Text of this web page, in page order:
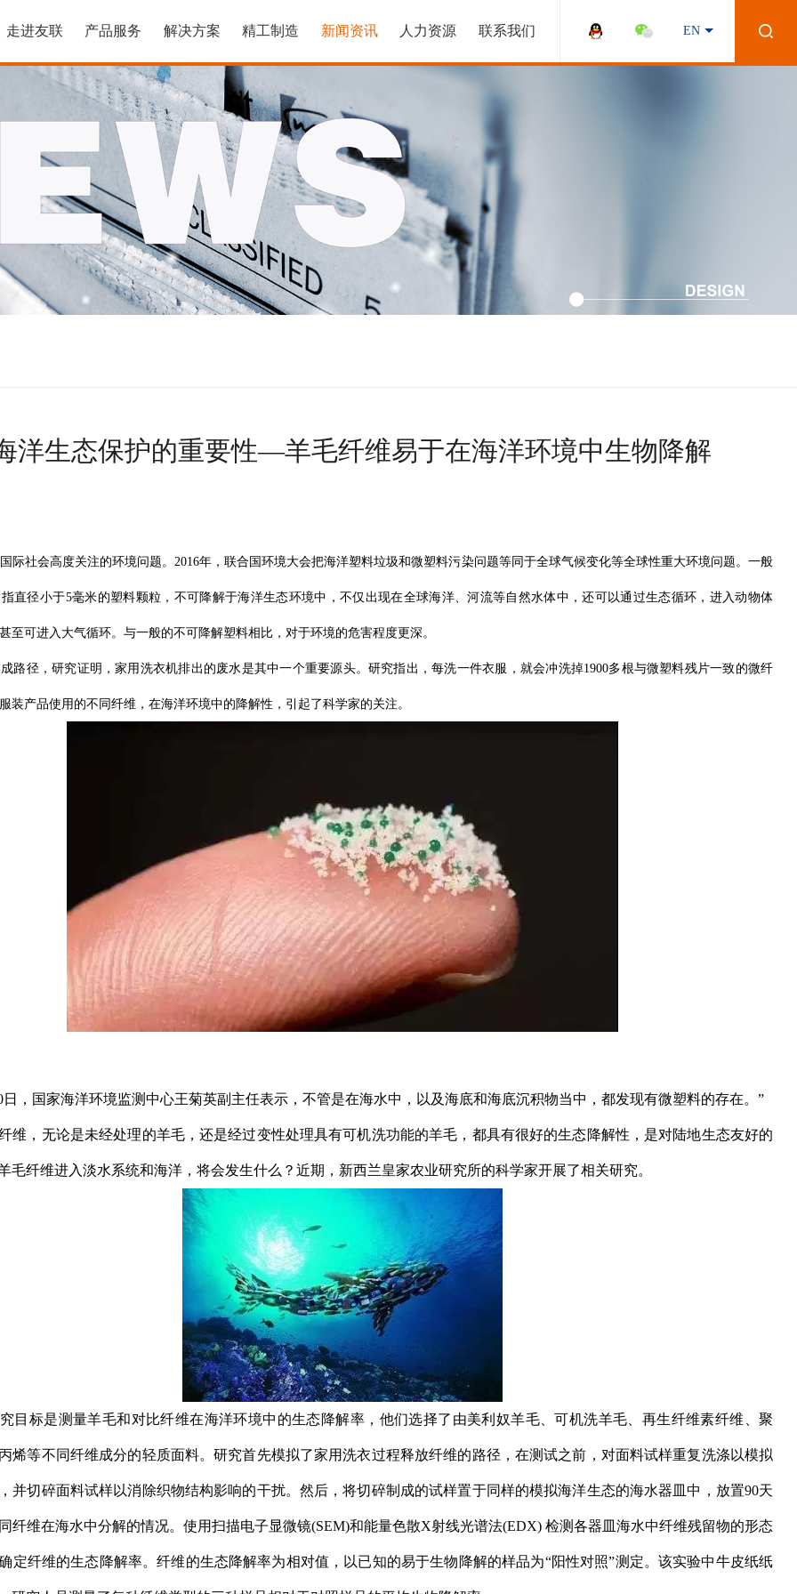
EN
走进友联 产品服务 解决方案 精工制造 新闻资讯 人力资源 联系我们
洋生态保护的重要性—羊毛纤维易于在海洋环境中生物降解
际社会高度关注的环境问题。2016年，联合国环境大会把海洋塑料垃圾和微塑料污染问题等同于全球气候变化等全球性重大环境问题。一般
直径小于5毫米的塑料颗粒，不可降解于海洋生态环境中，不仅出现在全球海洋、河流等自然水体中，还可以通过生态循环，进入动物体
至可进入大气循环。与一般的不可降解塑料相比，对于环境的危害程度更深。
路径，研究证明，家用洗衣机排出的废水是其中一个重要源头。研究指出，每洗一件衣服，就会冲洗掉1900多根与微塑料残片一致的微纤
装产品使用的不同纤维，在海洋环境中的降解性，引起了科学家的关注。
日，国家海洋环境监测中心王菊英副主任表示，不管是在海水中，以及海底和海底沉积物当中，都发现有微塑料的存在。”
维，无论是未经处理的羊毛，还是经过变性处理具有可机洗功能的羊毛，都具有很好的生态降解性，是对陆地生态友好的
毛纤维进入淡水系统和海洋，将会发生什么？近期，新西兰皇家农业研究所的科学家开展了相关研究。
目标是测量羊毛和对比纤维在海洋环境中的生态降解率，他们选择了由美利奴羊毛、可机洗羊毛、再生纤维素纤维、聚
烯等不同纤维成分的轻质面料。研究首先模拟了家用洗衣过程释放纤维的路径，在测试之前，对面料试样重复洗涤以模拟
并切碎面料试样以消除织物结构影响的干扰。然后，将切碎制成的试样置于同样的模拟海洋生态的海水器皿中，放置90天
纤维在海水中分解的情况。使用扫描电子显微镜(SEM)和能量色散X射线光谱法(EDX) 检测各器皿海水中纤维残留物的形态
定纤维的生态降解率。纤维的生态降解率为相对值，以已知的易于生物降解的样品为“阳性对照”测定。该实验中牛皮纸纸